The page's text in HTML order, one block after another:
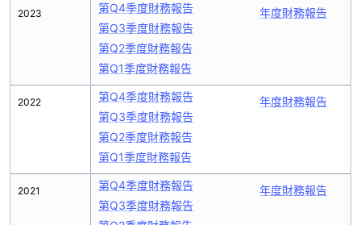
2023
2022
2021
第Q4季度財務報告
第Q3季度財務報告
第Q2季度財務報告
第Q1季度財務報告
年度財務報告
第Q4季度財務報告
第Q3季度財務報告
第Q2季度財務報告
第Q1季度財務報告
年度財務報告
第Q4季度財務報告
第Q3季度財務報告
年度財務報告